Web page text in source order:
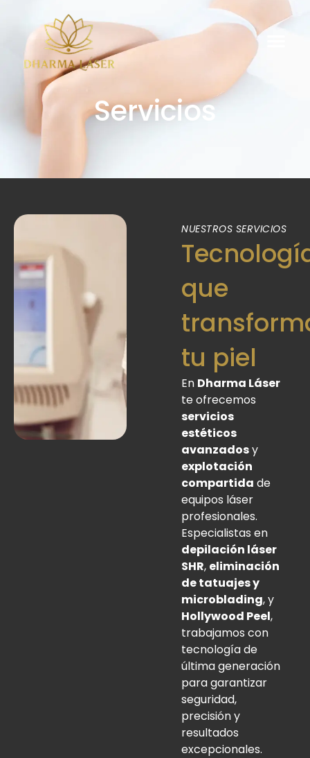
Servicios
NUESTROS SERVICIOS
que
tu piel
En Dharma Láser
te ofrecemos
servicios
estéticos
avanzadosy
explotación
compartida de
equipos láser
profesionales.
Especialistas en
depilación láser
SHR, eliminación
de tatuajes y
microblading, y
Hollywood Peel,
trabajamos con
tecnología de
última generación
para garantizar
seguridad,
precisión y
resultados
excepcionales.